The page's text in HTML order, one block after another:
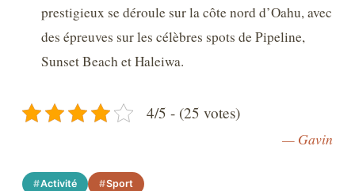
prestigieux se déroule sur la côte nord d’Oahu, avec
des épreuves sur les célèbres spots de Pipeline,
Sunset Beach et Haleiwa.
4/5 - (25 votes)
— Gavin
Activité Sport